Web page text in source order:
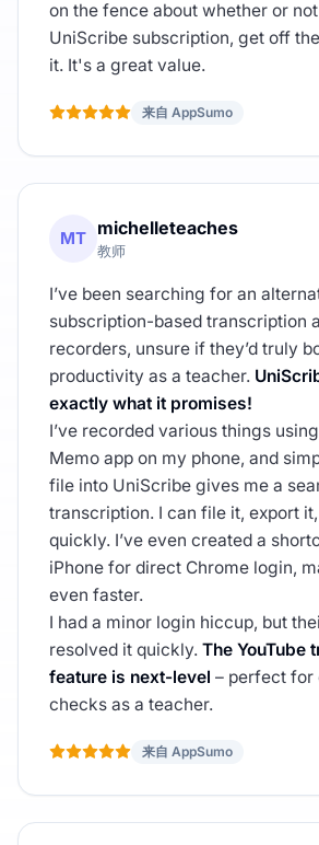
on the fence about whether or
UniScribe subscription, get off
it. It's a great value.
来自 AppSumo
MT michelleteaches
教师
I’ve been searching for an
subscription-based transcription
recorders, unsure if they’d truly
productivity as a teacher.
exactly what it promises!
I’ve recorded various things
Memo app on my phone, and
file into UniScribe gives me a
transcription. I can file it, export
quickly. I’ve even created a
iPhone for direct Chrome login,
even faster.
I had a minor login hiccup, but
resolved it quickly. The YouTube
feature is next-level – perfect for
checks as a teacher.
来自 AppSumo